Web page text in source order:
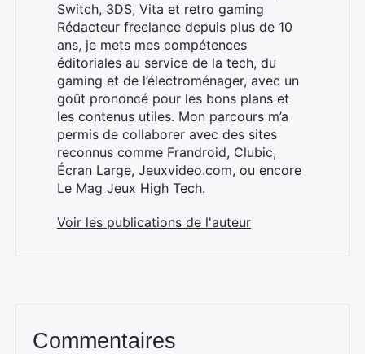
Switch, 3DS, Vita et retro gaming
Rédacteur freelance depuis plus de 10
ans, je mets mes compétences
éditoriales au service de la tech, du
gaming et de l’électroménager, avec un
goût prononcé pour les bons plans et
les contenus utiles. Mon parcours m’a
permis de collaborer avec des sites
reconnus comme Frandroid, Clubic,
Écran Large, Jeuxvideo.com, ou encore
Le Mag Jeux High Tech.
Voir les publications de l'auteur
Commentaires
Rechercher